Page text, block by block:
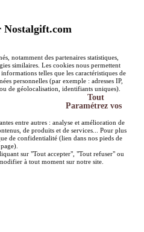
Nostalgift.com
notamment des partenaires statistiques,
similaires. Les cookies nous permettent
telles que les caractéristiques de
personnelles (par exemple : adresses IP,
de géolocalisation, identifiants uniques).
Tout
Paramétrez vos
entre autres : analyse et amélioration de
de produits et de services... Pour plus
de confidentialité (lien dans nos pieds de
page).
sur "Tout accepter", "Tout refuser" ou
à tout moment sur notre site.